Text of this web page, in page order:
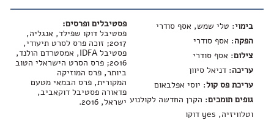
פסטיבלים ופרסים:
פסטיבל דוקו שפילד, אנגליה,
2017; זוכה פרס לסרט תיעודי,
פסטיבל IDFA, אמסטרדם הולנד,
2016; פרס הסרט הישראלי הטוב
ביותר, פרס המוזיקה
המקורית, פרס הבמאי מטעם
פדאורה פסטיבל דוקאביב,
ישראל, 2016.
בימוי: טלי שמש, אסף סודרי
הפקה: אסף סודרי
צילום: אסף סודרי
עריכה: דניאל סיוון
עריכת פס קול: יוסי אפלבאום
גופים תומכים: הקרן החדשה לקולנוע
וטלוויזיה, yes דוקו